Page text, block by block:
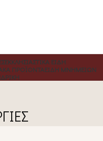
ΕΚΚΛΗΣΙΑΣΤΙΚΑ ΕΙΔΗ
ΠΡΟΪΌΝΤΑΕΙΔΗ ΜΝΗΜΕΙΩΝ